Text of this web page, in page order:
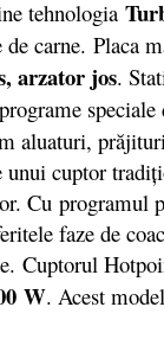
tehnologia
carne. Placa
arzator jos.
aluaturi,
unui cuptor
Cu programul
faze de
Cuptorul
W. Acest